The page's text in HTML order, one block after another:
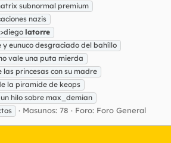
subnormal premium
nazis
latorre
eunuco desgraciado del bahíllo
vale una puta mierda
las princesas con su madre
la piramide de keops
hilo sobre max_demian
Masunos: 78 Foro: Foro General